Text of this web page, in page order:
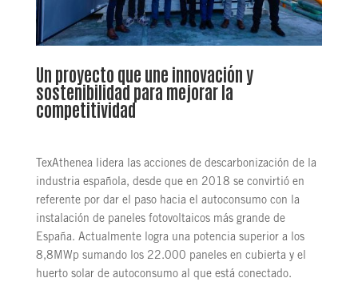
Un proyecto que une innovación y
sostenibilidad para mejorar la
competitividad
TexAthenea lidera las acciones de descarbonización de la
industria española, desde que en 2018 se convirtió en
referente por dar el paso hacia el autoconsumo con la
instalación de paneles fotovoltaicos más grande de
España. Actualmente logra una potencia superior a los
8,8MWp sumando los 22.000 paneles en cubierta y el
huerto solar de autoconsumo al que está conectado.